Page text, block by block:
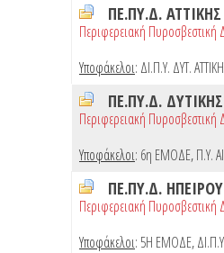
ΠΕ.ΠΥ.Δ. ΑΤΤΙΚΗΣ
Περιφερειακή Πυροσβεστική
Υποφάκελοι: ΔΙ.Π.Υ. ΔΥΤ.
ΠΕ.ΠΥ.Δ.
Περιφερειακή Πυροσβεστική
Υποφάκελοι: 6η ΕΜΟΔΕ,Π.Υ.
ΠΕ.ΠΥ.Δ. ΗΠΕΙΡΟΥ
Περιφερειακή Πυροσβεστική
Υποφάκελοι: 5Η ΕΜΟΔΕ,